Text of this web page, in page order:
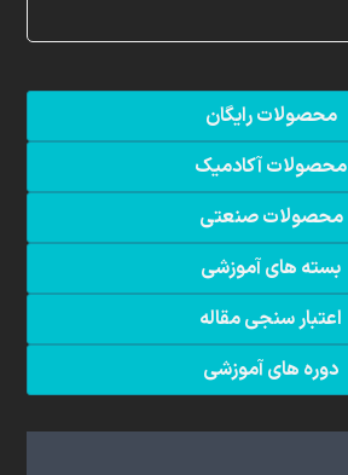
محصولات رایگان
محصولات آکادمیک
محصولات صنعتی
بسته های آموزشی
اعتبار سنجی مقاله
دوره های آموزشی